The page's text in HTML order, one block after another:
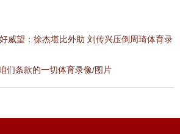
威望：徐杰堪比外助 刘传兴压倒周琦体育录
们条款的一切体育录像/图片